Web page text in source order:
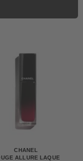
CHANEL
ALLURE LAQUE